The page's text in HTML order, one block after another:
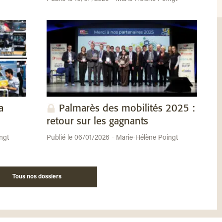
Palmarès des mobilités 2025 :
retour sur les gagnants
Publié le 06/01/2026 - Marie-Hélène Poingt
Tous nos dossiers